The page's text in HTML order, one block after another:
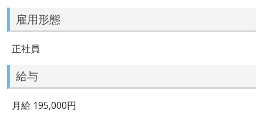
雇用形態
正社員
給与
月給 195,000円